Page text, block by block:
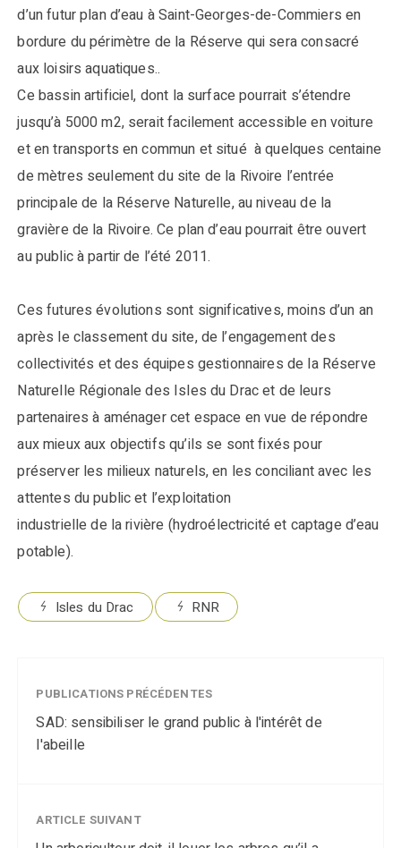
d’un futur plan d’eau à Saint-Georges-de-Commiers en
bordure du périmètre de la Réserve qui sera consacré
aux loisirs aquatiques..
Ce bassin artificiel, dont la surface pourrait s’étendre
jusqu’à 5000 m2, serait facilement accessible en voiture
et en transports en commun et situé à quelques centaine
de mètres seulement du site de la Rivoire l’entrée
principale de la Réserve Naturelle, au niveau de la
gravière de la Rivoire. Ce plan d’eau pourrait être ouvert
au public à partir de l’été 2011.
Ces futures évolutions sont significatives, moins d’un an
après le classement du site, de l’engagement des
collectivités et des équipes gestionnaires de la Réserve
Naturelle Régionale des Isles du Drac et de leurs
partenaires à aménager cet espace en vue de répondre
aux mieux aux objectifs qu’ils se sont fixés pour
préserver les milieux naturels, en les conciliant avec les
attentes du public et l’exploitation
industrielle de la rivière (hydroélectricité et captage d’eau
potable).
Isles du Drac RNR
PUBLICATIONS PRÉCÉDENTES
SAD: sensibiliser le grand public à l'intérêt de
l'abeille
ARTICLE SUIVANT